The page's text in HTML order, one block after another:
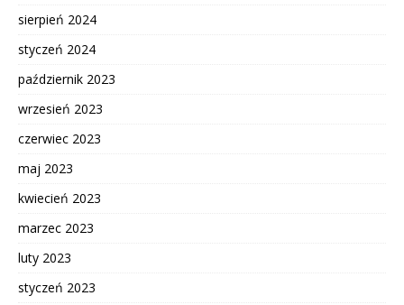
sierpień 2024
styczeń 2024
październik 2023
wrzesień 2023
czerwiec 2023
maj 2023
kwiecień 2023
marzec 2023
luty 2023
styczeń 2023